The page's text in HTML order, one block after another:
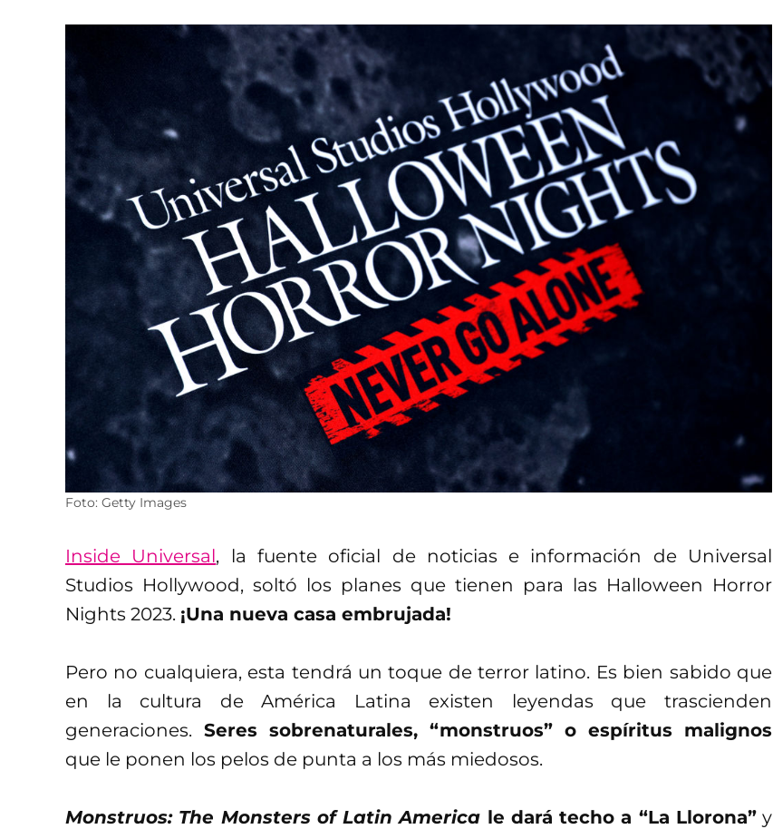
Foto: Getty Images
Inside Universal, la fuente oficial de noticias e información de Universal
Studios Hollywood, soltó los planes que tienen para las Halloween Horror
Nights 2023. ¡Una nueva casa embrujada!
Pero no cualquiera, esta tendrá un toque de terror latino. Es bien sabido que
en la cultura de América Latina existen leyendas que trascienden
generaciones. Seres sobrenaturales, “monstruos” o espíritus malignos
que le ponen los pelos de punta a los más miedosos.
Monstruos: The Monsters of Latin America le dará techo a “La Llorona”y